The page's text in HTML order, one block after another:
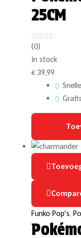
25CM
(0)
In stock
€ 39,99
Funko Pop's,